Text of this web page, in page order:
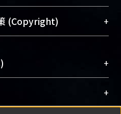
promote researcher
Library integrates the
with “Academic
提升資訊取用性的社會運
透過將研究著作公開供使
研究發展、提升研究影響
入了解OA）
(Copyright) +
入者所有，或由第三方贊
該版權所有者及第三方同
submission is your
+
+